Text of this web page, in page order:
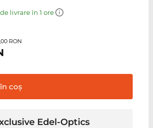
livrare în 1 ore
RON
coş
Edel-Optics